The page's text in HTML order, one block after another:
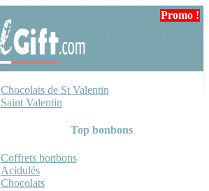
Chocolats de St Valentin
Saint Valentin
Top bonbons
Coffrets bonbons
Acidulés
Chocolats
Promo !